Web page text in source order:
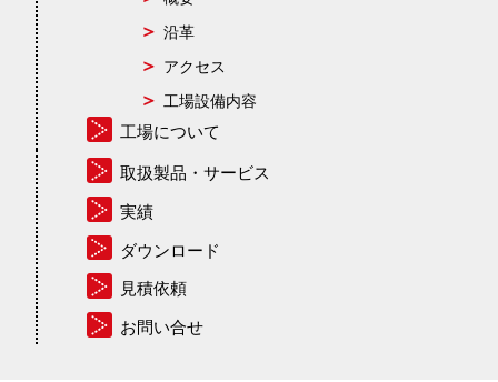
沿革
アクセス
工場設備内容
工場について
取扱製品・サービス
実績
ダウンロード
見積依頼
お問い合せ